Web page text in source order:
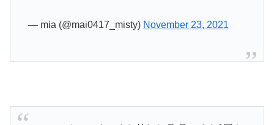
— mia (@mai0417_misty) November 23, 2021